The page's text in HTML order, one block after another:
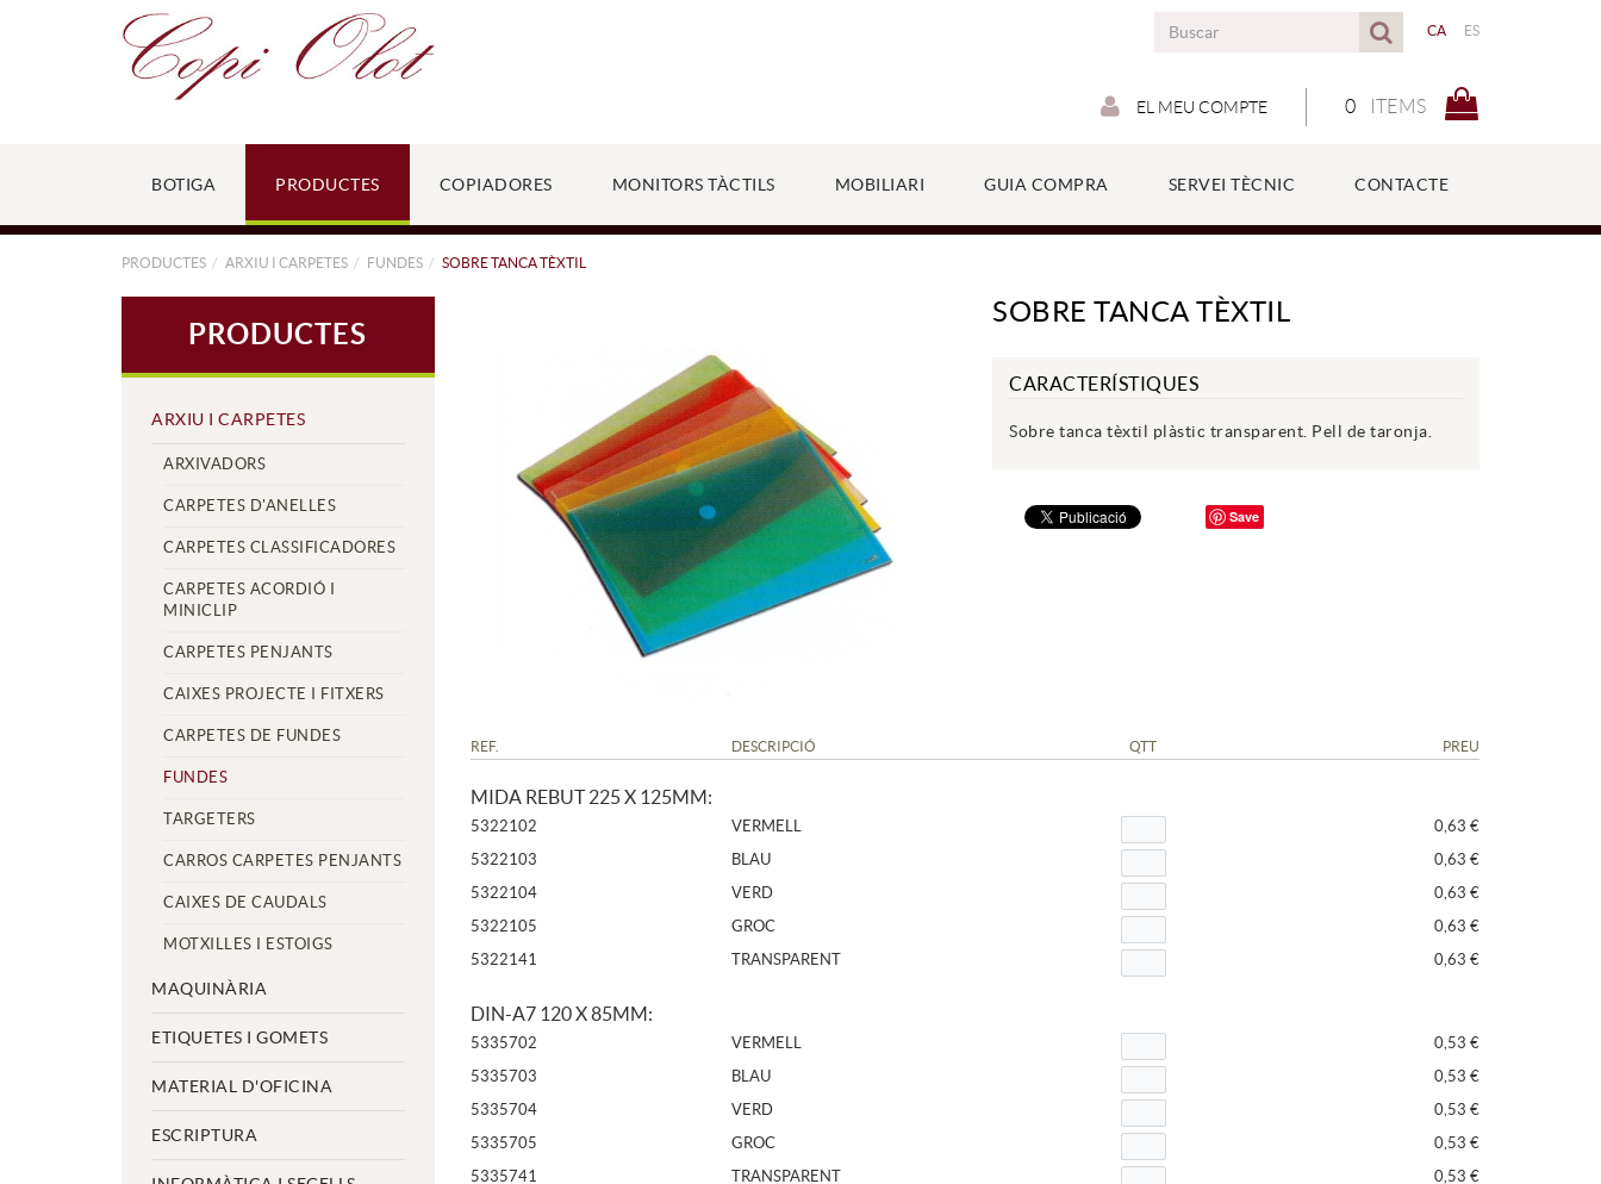
CA ES
0 ITEMS
EL MEU COMPTE
BOTIGA PRODUCTES COPIADORES MONITORS TÀCTILS MOBILIARI GUIA COMPRA SERVEI TÈCNIC CONTACTE
PRODUCTES ARXIU I CARPETES FUNDES SOBRE TANCA TÈXTIL
PRODUCTES
ARXIU I CARPETES
ARXIVADORS
CARPETES D'ANELLES
CARPETES CLASSIFICADORES
CARPETES ACORDIÓ I
MINICLIP
CARPETES PENJANTS
CAIXES PROJECTE I FITXERS
CARPETES DE FUNDES
FUNDES
TARGETERS
CARROS CARPETES PENJANTS
CAIXES DE CAUDALS
MOTXILLES I ESTOIGS
MAQUINÀRIA
ETIQUETES I GOMETS
MATERIAL D'OFICINA
ESCRIPTURA
SOBRE TANCA TÈXTIL
CARACTERÍSTIQUES
Sobre tanca tèxtil plàstic transparent. Pell de taronja.
Save
REF. DESCRIPCIÓ QTT PREU
MIDA REBUT 225 X 125MM:
5322102 VERMELL
0,63 €
5322103
BLAU
0,63 €
5322104
VERD
0,63 €
5322105
GROC
0,63 €
5322141
TRANSPARENT 0,63 €
DIN-A7 120 X 85MM:
5335702 VERMELL
0,53 €
5335703
BLAU
0,53 €
5335704
VERD
0,53 €
5335705
GROC
0,53 €
5335741
TRANSPARENT 0,53 €